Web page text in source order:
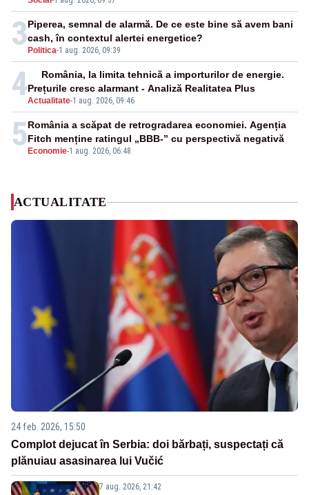
3 Politica-1 aug. 2026, 09:39
Piperea, semnal de alarmă. De ce este bine să avem bani
cash, în contextul alertei energetice?
4Actualitate-1 aug. 2026, 09:46
România, la limita tehnică a importurilor de energie.
Prețurile cresc alarmant - Analiză Realitatea Plus
5 Economie-1 aug. 2026, 06:48
România a scăpat de retrogradarea economiei. Agenția
Fitch menține ratingul „BBB-” cu perspectivă negativă
ACTUALITATE
24 feb. 2026, 15:50
Complot dejucat în Serbia: doi bărbați, suspectați că
plănuiau asasinarea lui Vučić
7 aug. 2026, 21:42